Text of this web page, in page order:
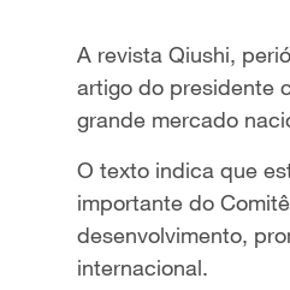
A revista Qiushi,
artigo do presidente
grande mercado
O texto indica que
importante do
desenvolvimento,
internacional.